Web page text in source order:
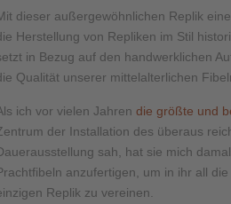
dieser außergewöhnlichen Replik
Herstellung von Repliken im Stil
in Bezug auf den handwerklichen
Qualität unserer mittelalterlichen
ich vor vielen Jahren die größte und
der Installation des überaus
sah, hat sie mich
anzufertigen, um in ihr all
Replik zu vereinen.